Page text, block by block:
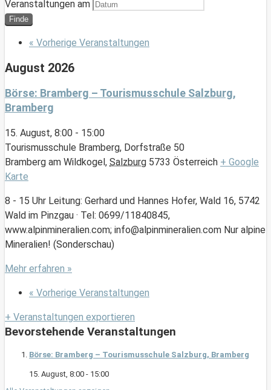
Veranstaltungen am
« Vorherige Veranstaltungen
August 2026
Börse: Bramberg – Tourismusschule Salzburg,
Bramberg
15. August, 8:00 - 15:00
Tourismusschule Bramberg, Dorfstraße 50
Bramberg am Wildkogel, Salzburg 5733 Österreich + Google
Karte
8 - 15 Uhr Leitung: Gerhard und Hannes Hofer, Wald 16, 5742
Wald im Pinzgau · Tel: 0699/11840845,
www.alpinmineralien.com; info@alpinmineralien.com Nur alpine
Mineralien! (Sonderschau)
Mehr erfahren »
« Vorherige Veranstaltungen
+ Veranstaltungen exportieren
Bevorstehende Veranstaltungen
Börse: Bramberg – Tourismusschule Salzburg, Bramberg
15. August, 8:00 - 15:00